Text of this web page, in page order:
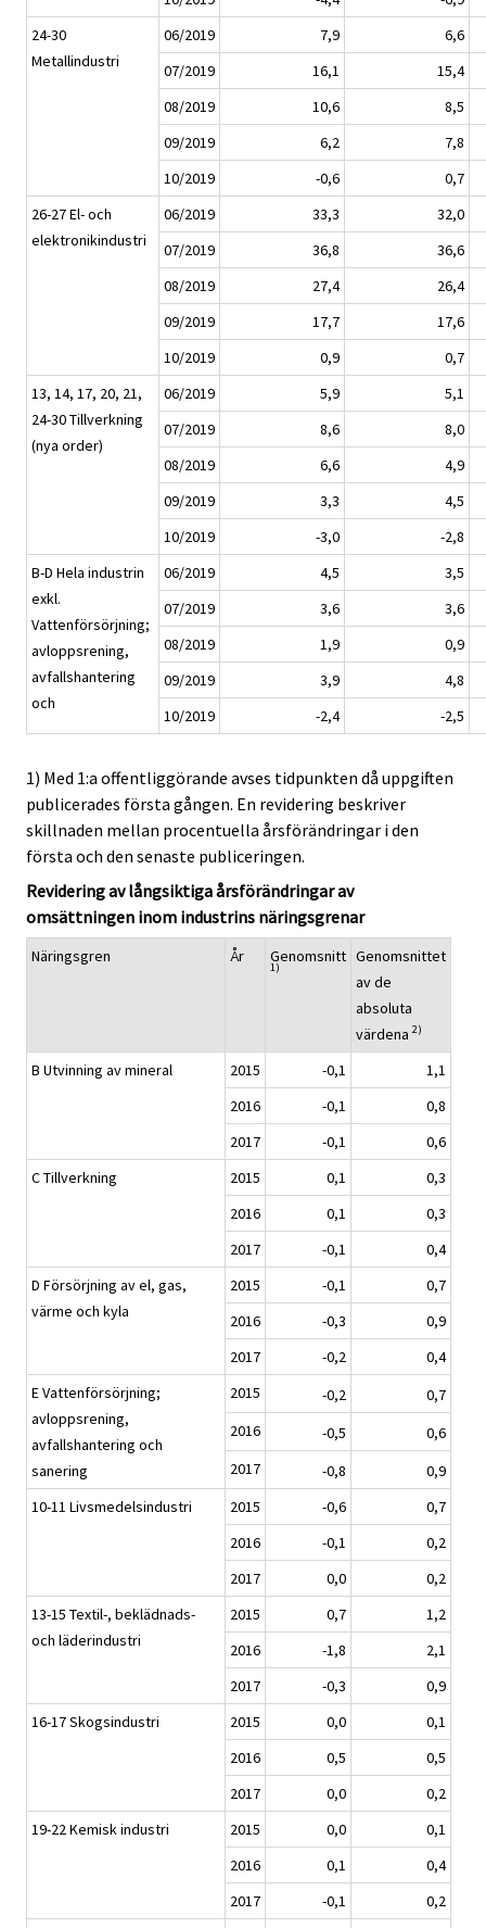
24-30
Metallindustri
06/2019 7,9
6,6
07/2019
16,1
15,4
08/2019
10,6
8,5
09/2019
6,2
7,8
10/2019
-0,6
0,7
26-27 El- och
elektronikindustri
06/2019 33,3
32,0
07/2019
36,8
36,6
08/2019
27,4
26,4
09/2019
17,7
17,6
10/2019
0,9
0,7
13, 14, 17, 20, 21,
24-30 Tillverkning
(nya order)
06/2019 5,9
5,1
07/2019
8,6
8,0
08/2019
6,6
4,9
09/2019
3,3
4,5
10/2019
-3,0
-2,8
B-D Hela industrin
exkl.
Vattenförsörjning;
avloppsrening,
avfallshantering
och
06/2019 4,5
3,5
07/2019
3,6
3,6
08/2019
1,9
0,9
09/2019
3,9
4,8
10/2019
-2,4 -2,5
1) Med 1:a offentliggörande avses tidpunkten då uppgiften
publicerades första gången. En revidering beskriver
skillnaden mellan procentuella årsförändringar i den
första och den senaste publiceringen.
Revidering av långsiktiga årsförändringar av
omsättningen inom industrins näringsgrenar
Näringsgren År Genomsnitt
1)
Genomsnittet
av de
absoluta
värdena 2)
B Utvinning av mineral 2015 -0,1
1,1
2016
-0,1
0,8
2017
-0,1
0,6
C Tillverkning
2015 0,1
0,3
2016
0,1
0,3
2017
-0,1
0,4
D Försörjning av el, gas,
värme och kyla
2015 -0,1
0,7
2016
-0,3
0,9
2017
-0,2
0,4
E Vattenförsörjning;
avloppsrening,
avfallshantering och
sanering
2015 -0,2
0,7
2016
-0,5
0,6
2017
-0,8
0,9
10-11 Livsmedelsindustri
2015 -0,6
0,7
2016
-0,1
0,2
2017
0,0
0,2
13-15 Textil-, beklädnads-
och läderindustri
2015 0,7
1,2
2016
-1,8
2,1
2017
-0,3
0,9
16-17 Skogsindustri
2015 0,0
0,1
2016
0,5
0,5
2017
0,0
0,2
19-22 Kemisk industri
2015 0,0
0,1
2016
0,1
0,4
2017
-0,1
0,2